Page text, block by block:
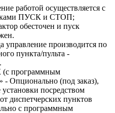
работой осуществляется с
ПУСК и СТОП;
обесточен и пуск
управление производится по
пункта/пульта -
(с программным
- Опционально (под заказ),
посредством
диспетчерских пунктов
с программным